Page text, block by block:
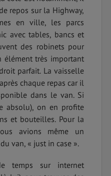
repos sur la Highway,
en ville, les parcs
avec tables, bancs et
des robinets pour
élément très important
parfait. La vaisselle
chaque repas car il
dans le van. Si
absolu), on en profite
et bouteilles. Pour la
avions même un
van, « just in case ».
temps sur internet